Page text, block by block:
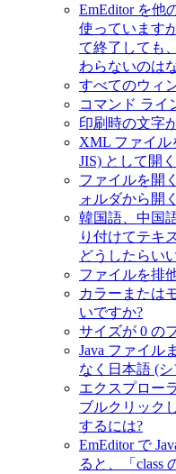
EmEditor を他
使っています
て終了しても
わらないのは
すべてのウィ
コマンド ライ
印刷時の文字
XML ファイル
JIS) として開
ファイルを開
ォルダから開
韓国語、中国
り付けてテキ
どうしたらい
ファイルを排
カラーまたは
いですか?
サイズが 0 の
Java ファイル
なく日本語 (
エクスプロー
ブルクリック
するには?
EmEditor で
ると、「class